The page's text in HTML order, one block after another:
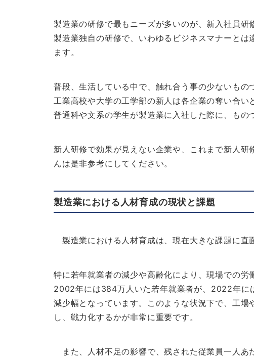
製造業の研修で最もニーズが多いのが、新入社員研
製造業独自の研修で、いわゆるビジネスマナーとは
ます。
普段、生活している中で、触れ合う事の少ないもの
工業高校や大学の工学部の新人は各企業の奪い合い
普通科や文系の学生が製造業に入社した際に、もの
新人研修で効果が見えない企業や、これまで新人
んは是非参考にしてください。
製造業における人材育成の現状と課題
製造業における人材育成は、現在大きな課題に直
特に若年就業者の減少や高齢化により、現場での労
2002年には384万人いた若年就業者が、2022年に
減少幅となっています。このような状況下で、工
し、戦力化するかが非常に重要です。
また、人材不足の影響で、残された従業員一人あ